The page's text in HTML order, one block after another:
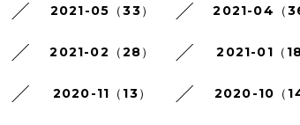
2021-05（33） 2021-04（
2021-02（28） 2021-01（18
2020-11（13） 2020-10（14